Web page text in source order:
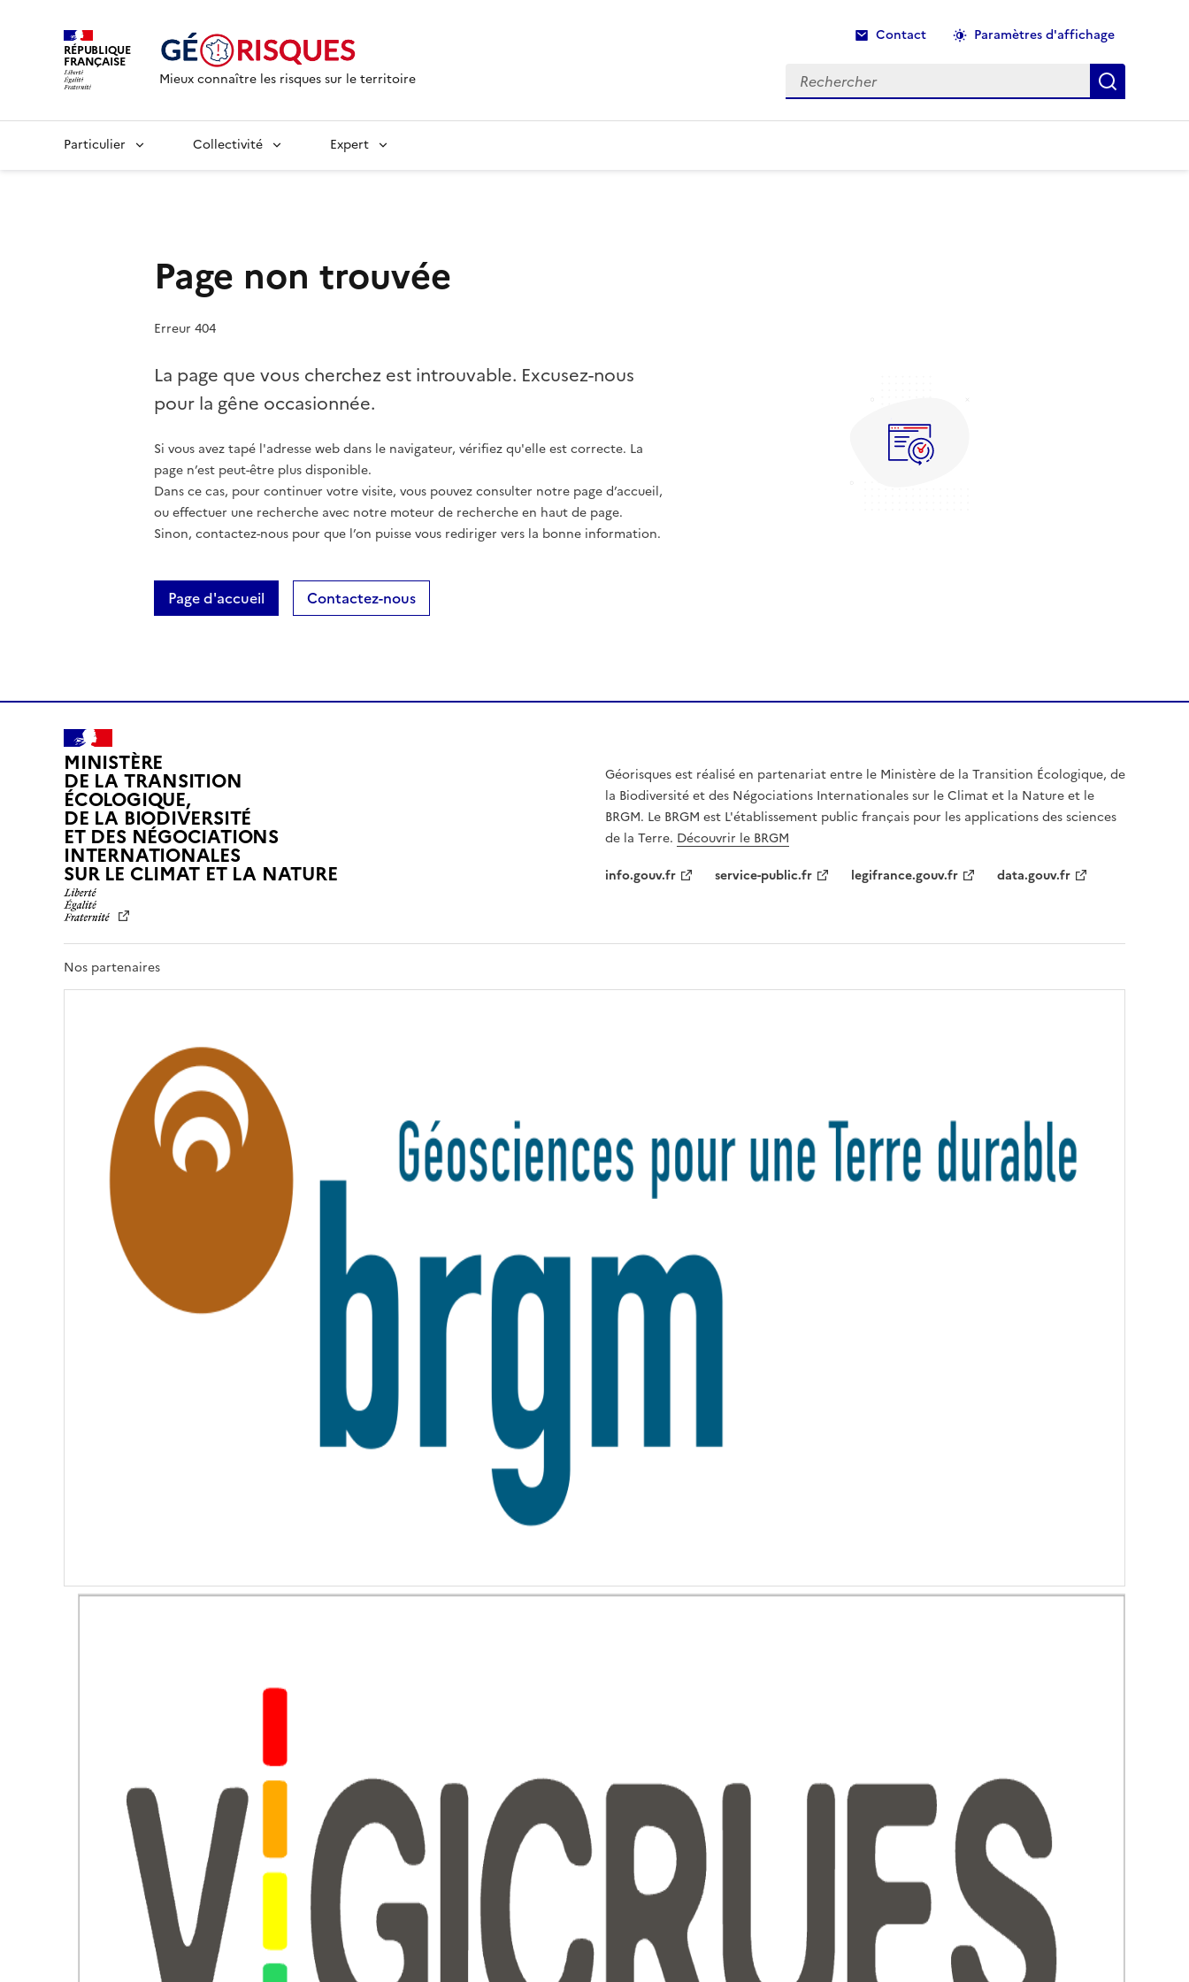
RÉPUBLIQUE
FRANÇAISE
Mieux connaître les risques sur le territoire
Contact Paramètres d'affichage
Rechercher Recherche
Particulier Collectivité Expert
Page non trouvée
Erreur 404
La page que vous cherchez est introuvable. Excusez-nous
pour la gêne occasionnée.
Si vous avez tapé l'adresse web dans le navigateur, vérifiez qu'elle est correcte. La
page n’est peut-être plus disponible.
Dans ce cas, pour continuer votre visite, vous pouvez consulter notre page d’accueil,
ou effectuer une recherche avec notre moteur de recherche en haut de page.
Sinon, contactez-nous pour que l’on puisse vous rediriger vers la bonne information.
Page d'accueil Contactez-nous
MINISTÈRE
DE LA TRANSITION
ÉCOLOGIQUE,
DE LA BIODIVERSITÉ
ET DES NÉGOCIATIONS
INTERNATIONALES
SUR LE CLIMAT ET LA NATUREL
R
É
R
R
N
T
Géorisques est réalisé en partenariat entre le Ministère de la Transition Écologique, de
la Biodiversité et des Négociations Internationales sur le Climat et la Nature et le
BRGM. Le BRGM est L'établissement public français pour les applications des sciences
de la Terre. Découvrir le BRGM
info.gouv.fr
service-public.fr legifrance.gouv.fr data.gouv.fr
Nos partenaires